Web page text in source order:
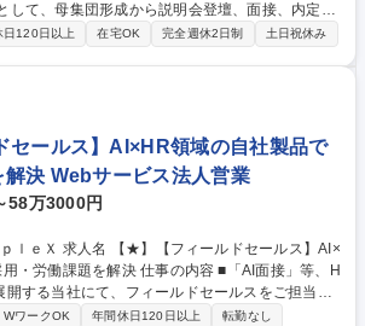
して、母集団形成から説明会登壇、面接、内定者
お任せします。年間250～300名規模の採用に携
エリアの採用目標を達成を目指していただきま
イベントや社内での採用イベント登壇・運営 ◆
定者フォロー・受入準備 ◆首都圏エリア採用戦
用担当＜首都圏＞】
業経験者歓迎
日120日以上 在宅OK 完全週休2日制 土日祝休み
セールス】AI×HR領域の自社製品で
決 Webサービス法人営業
58万3000円
ドセールス】AI×
決 仕事の内容 ■「AI面接」等、H
開する当社にて、フィールドセールスをご担当い
効率化に留まらず、採用から育成、定着までを見
WワークOK 年間休日120日以上
転勤なし